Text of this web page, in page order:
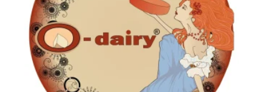
halaman
produk